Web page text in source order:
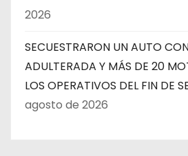
2026
SECUESTRARON UN AUTO
ADULTERADA Y MÁS DE 20
LOS OPERATIVOS DEL FIN DE
agosto de 2026